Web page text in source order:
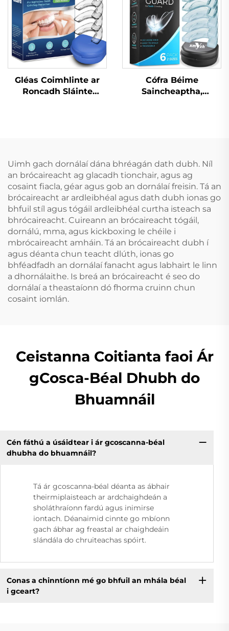
Chodladh agus
Bainneadh Fiacla
Gléas Coimhlinte ar
Roncadh Sláinte
Réiteach do
Róncaíocht Gléas Anti-
Roncach Tape Béal
Cófra Béime
Saincheaptha,
Dathdhúbailte do
MMA, Boxáil
Uimh gach dornálaí dána bhréagán dath dubh. Níl
an brócaireacht ag glacadh tionchair, agus ag
cosaint fiacla, géar agus gob an dornálaí freisin. Tá an
brócaireacht ar ardleibhéal agus dath dubh ionas go
bhfuil stíl agus tógáil ardleibhéal curtha isteach sa
bhrócaireacht. Cuireann an brócaireacht tógáil,
dornálú, mma, agus kickboxing le chéile i
mbrócaireacht amháin. Tá an brócaireacht dubh í
agus déanta chun teacht dlúth, ionas go
bhféadfadh an dornálaí fanacht agus labhairt le linn
a dhornálaithe. Is breá an brócaireacht é seo do
dornálaí a theastaíonn dó fhorma cruinn chun
cosaint iomlán.
Ceistanna Coitianta faoi Ár
gCosca-Béal Dhubh do
Bhuamnáil
Cén fáthú a úsáidtear i ár gcoscanna-béal
dhubha do bhuamnáil?
Tá ár gcoscanna-béal déanta as ábhair
theirmiplaisteach ar ardchaighdeán a
sholáthraíonn fardú agus inimirse
iontach. Déanaimid cinnte go mbíonn
gach ábhar ag freastal ar chaighdeáin
slándála do chruiteachas spóirt.
Conas a chinntíonn mé go bhfuil an mhála béal
i gceart?